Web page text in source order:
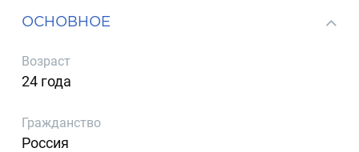
ОСНОВНОЕ
Возраст
24 года
Гражданство
Россия